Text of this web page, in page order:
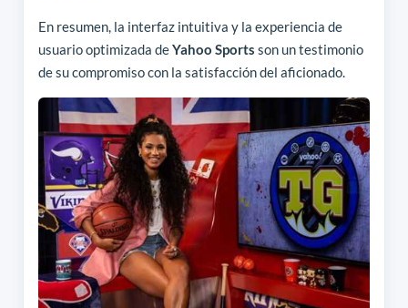
En resumen, la interfaz intuitiva y la experiencia de
usuario optimizada deYahoo Sports son un testimonio
de su compromiso con la satisfacción del aficionado.